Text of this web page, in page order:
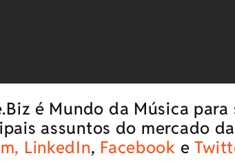
é Mundo da Música para
assuntos do mercado da
LinkedIn, Facebook e